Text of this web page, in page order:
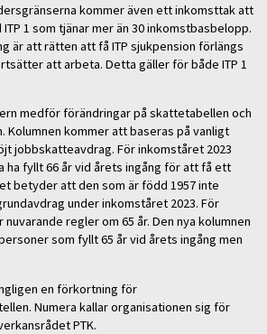
kommer även ett inkomsttak att
1 som tjänar mer än 30 inkomstbasbelopp.
är att rätten att få ITP sjukpension förlängs
att arbeta. Detta gäller för både ITP 1
medför förändringar på skattetabellen och
Kolumnen kommer att baseras på vanligt
jobbskatteavdrag. För inkomståret 2023
ha fyllt 66 år vid årets ingång för att få ett
betyder att den som är född 1957 inte
under inkomståret 2023. För
regler om 65 år. Den nya kolumnen
som fyllt 65 år vid årets ingång men
en förkortning för
Numera kallar organisationen sig för
PTK.